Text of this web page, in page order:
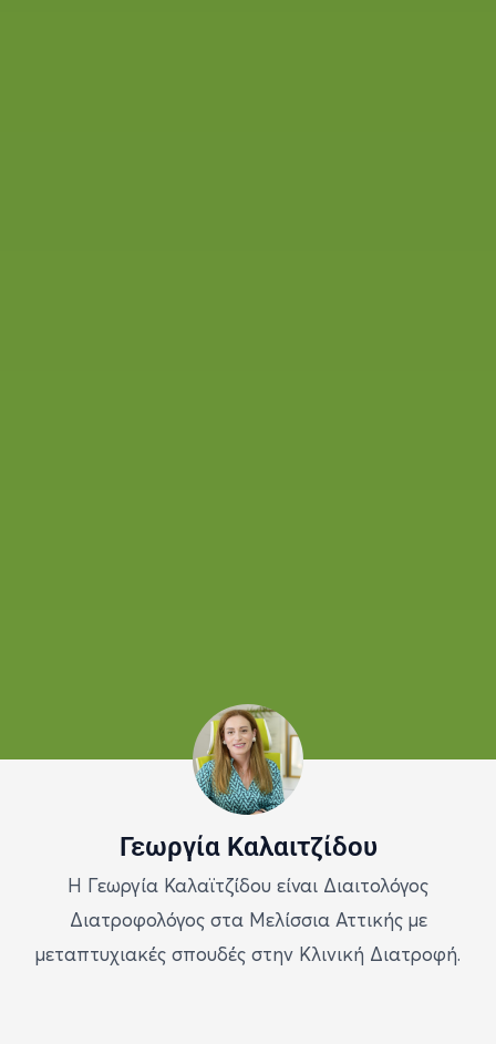
Γεωργία Καλαιτζίδου
Η Γεωργία Καλαϊτζίδου είναι Διαιτολόγος
Διατροφολόγος στα Μελίσσια Αττικής με
μεταπτυχιακές σπουδές στην Κλινική Διατροφή.